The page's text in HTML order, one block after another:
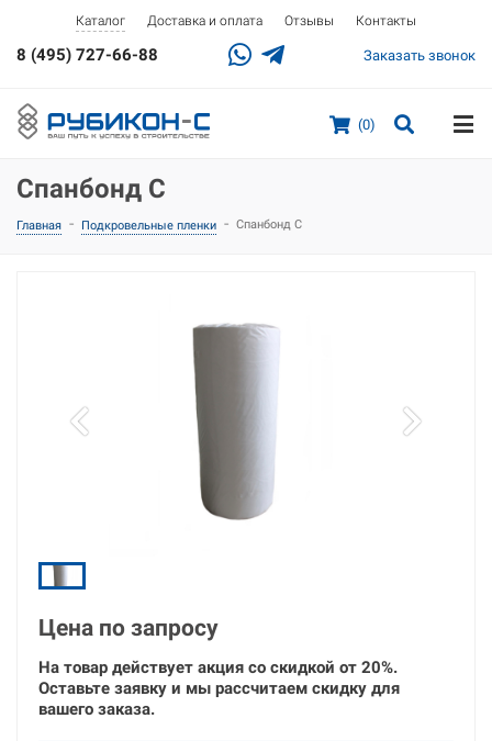
Каталог Доставка и оплата Отзывы Контакты
8 (495) 727-66-88 Заказать звонок
(0)
Спанбонд С
Главная - Подкровельные пленки - Спанбонд С
Цена по запросу
На товар действует акция со скидкой от 20%.
Оставьте заявку и мы рассчитаем скидку для
вашего заказа.